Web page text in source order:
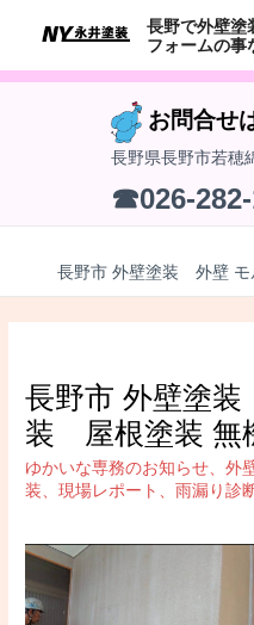
テ
長野で外壁塗
フォームの事
お問合せ
長野県長野市若穂
☎026-
長野市 外壁塗装 外壁
長野市 外壁塗
装 屋根塗装 無
ゆかいな専務のお知らせ 、外
装 、現場レポート 、雨漏り診